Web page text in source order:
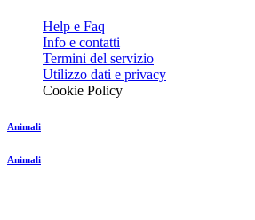
Help e Faq
Info e contatti
Termini del servizio
Utilizzo dati e privacy
Cookie Policy
Animali
Animali